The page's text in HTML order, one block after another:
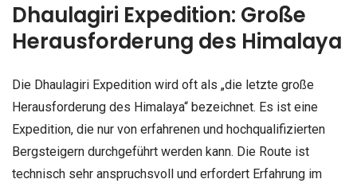
Dhaulagiri Expedition: Große
Herausforderung des Himalaya
Die Dhaulagiri Expedition wird oft als „die letzte große
Herausforderung des Himalaya“ bezeichnet. Es ist eine
Expedition, die nur von erfahrenen und hochqualifizierten
Bergsteigern durchgeführt werden kann. Die Route ist
technisch sehr anspruchsvoll und erfordert Erfahrung im